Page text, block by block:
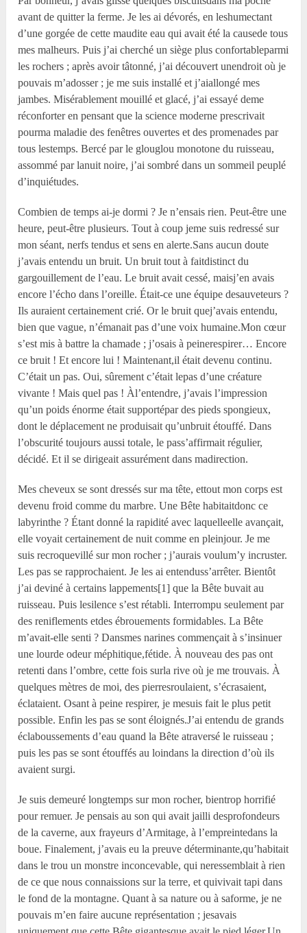
avant de quitter la ferme. Je les ai dévorés, en leshumectant
d’une gorgée de cette maudite eau qui avait été la causede tous
mes malheurs. Puis j’ai cherché un siège plus confortableparmi
les rochers ; après avoir tâtonné, j’ai découvert unendroit où je
pouvais m’adosser ; je me suis installé et j’aiallongé mes
jambes. Misérablement mouillé et glacé, j’ai essayé deme
réconforter en pensant que la science moderne prescrivait
pourma maladie des fenêtres ouvertes et des promenades par
tous lestemps. Bercé par le glouglou monotone du ruisseau,
assommé par lanuit noire, j’ai sombré dans un sommeil peuplé
d’inquiétudes.
Combien de temps ai-je dormi ? Je n’ensais rien. Peut-être une
heure, peut-être plusieurs. Tout à coup jeme suis redressé sur
mon séant, nerfs tendus et sens en alerte.Sans aucun doute
j’avais entendu un bruit. Un bruit tout à faitdistinct du
gargouillement de l’eau. Le bruit avait cessé, maisj’en avais
encore l’écho dans l’oreille. Était-ce une équipe desauveteurs ?
Ils auraient certainement crié. Or le bruit quej’avais entendu,
bien que vague, n’émanait pas d’une voix humaine.Mon cœur
s’est mis à battre la chamade ; j’osais à peinerespirer… Encore
ce bruit ! Et encore lui ! Maintenant,il était devenu continu.
C’était un pas. Oui, sûrement c’était lepas d’une créature
vivante ! Mais quel pas ! Àl’entendre, j’avais l’impression
qu’un poids énorme était supportépar des pieds spongieux,
dont le déplacement ne produisait qu’unbruit étouffé. Dans
l’obscurité toujours aussi totale, le pass’affirmait régulier,
décidé. Et il se dirigeait assurément dans madirection.
Mes cheveux se sont dressés sur ma tête, ettout mon corps est
devenu froid comme du marbre. Une Bête habitaitdonc ce
labyrinthe ? Étant donné la rapidité avec laquelleelle avançait,
elle voyait certainement de nuit comme en pleinjour. Je me
suis recroquevillé sur mon rocher ; j’aurais voulum’y incruster.
Les pas se rapprochaient. Je les ai entenduss’arrêter. Bientôt
j’ai deviné à certains lappements[1] que la Bête buvait au
ruisseau. Puis lesilence s’est rétabli. Interrompu seulement par
des reniflements etdes ébrouements formidables. La Bête
m’avait-elle senti ? Dansmes narines commençait à s’insinuer
une lourde odeur méphitique,fétide. À nouveau des pas ont
retenti dans l’ombre, cette fois surla rive où je me trouvais. À
quelques mètres de moi, des pierresroulaient, s’écrasaient,
éclataient. Osant à peine respirer, je mesuis fait le plus petit
possible. Enfin les pas se sont éloignés.J’ai entendu de grands
éclaboussements d’eau quand la Bête atraversé le ruisseau ;
puis les pas se sont étouffés au loindans la direction d’où ils
avaient surgi.
Je suis demeuré longtemps sur mon rocher, bientrop horrifié
pour remuer. Je pensais au son qui avait jailli desprofondeurs
de la caverne, aux frayeurs d’Armitage, à l’empreintedans la
boue. Finalement, j’avais eu la preuve déterminante,qu’habitait
dans le trou un monstre inconcevable, qui neressemblait à rien
de ce que nous connaissions sur la terre, et quivivait tapi dans
le fond de la montagne. Quant à sa nature ou à saforme, je ne
pouvais m’en faire aucune représentation ; jesavais